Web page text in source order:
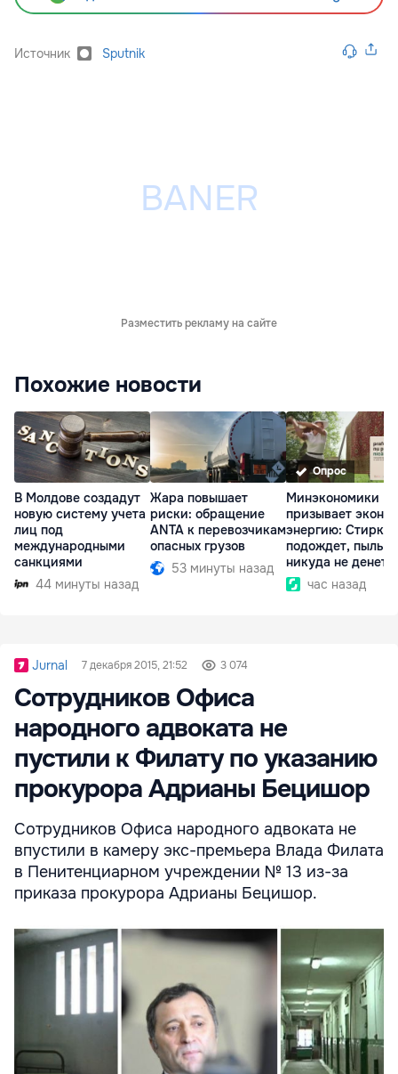
Источник Sputnik
Разместить рекламу на сайте
Похожие новости
В Молдове создадут
новую систему учета
лиц под
международными
санкциями
44 минуты назад
Жара повышает
риски: обращение
ANTA к перевозчикам
опасных грузов
53 минуты назад
Опрос
Минэкономики
призывает
энергию: Стирка
подождет, пыль
никуда не
час назад
Jurnal 7 декабря 2015, 21:52 3 074
Сотрудников Офиса
народного адвоката не
пустили к Филату по указанию
прокурора Адрианы Бецишор
Сотрудников Офиса народного адвоката не
впустили в камеру экс-премьера Влада Филата
в Пенитенциарном учреждении № 13 из-за
приказа прокурора Адрианы Бецишор.